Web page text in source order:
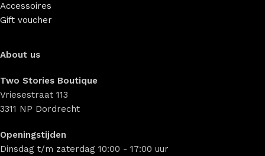
Accessoires
Gift voucher
About us
Two Stories Boutique
Vriesestraat 113
3311 NP Dordrecht
Openingstijden
Dinsdag t/m zaterdag 10:00 - 17:00 uur